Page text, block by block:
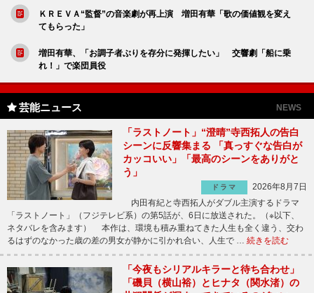
ＫＲＥＶＡ“監督”の音楽劇が再上演 増田有華「歌の価値観を変え
てもらった」
増田有華、「お調子者ぶりを存分に発揮したい」 交響劇「船に乗
れ！」で楽団員役
芸能ニュース NEWS
「ラストノート」“澄晴”寺西拓人の告白
シーンに反響集まる 「真っすぐな告白が
カッコいい」「最高のシーンをありがと
う」
ドラマ
2026年8月7日
内田有紀と寺西拓人がダブル主演するドラマ
「ラストノート」（フジテレビ系）の第5話が、6日に放送された。（※以下、
ネタバレを含みます） 本作は、環境も積み重ねてきた人生も全く違う、交わ
るはずのなかった歳の差の男女が静かに引かれ合い、人生で … 続きを読む
「今夜もシリアルキラーと待ち合わせ」
「磯貝（横山裕）とヒナタ（関水渚）の